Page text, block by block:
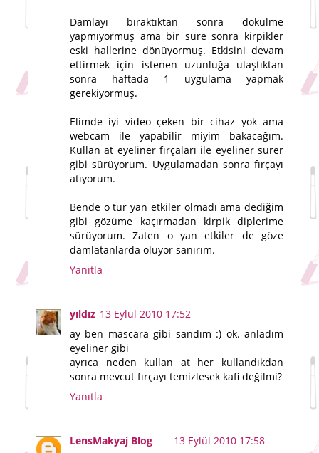
Damlayı bıraktıktan sonra dökülme
yapmıyormuş ama bir süre sonra kirpikler
eski hallerine dönüyormuş. Etkisini devam
ettirmek için istenen uzunluğa ulaştıktan
sonra haftada 1 uygulama yapmak
gerekiyormuş.
Elimde iyi video çeken bir cihaz yok ama
webcam ile yapabilir miyim bakacağım.
Kullan at eyeliner fırçaları ile eyeliner sürer
gibi sürüyorum. Uygulamadan sonra fırçayı
atıyorum.
Bende o tür yan etkiler olmadı ama dediğim
gibi gözüme kaçırmadan kirpik diplerime
sürüyorum. Zaten o yan etkiler de göze
damlatanlarda oluyor sanırım.
Yanıtla
yıldız 13 Eylül 2010 17:52
ay ben mascara gibi sandım :) ok. anladım
eyeliner gibi
ayrıca neden kullan at her kullandıkdan
sonra mevcut fırçayı temizlesek kafi değilmi?
Yanıtla
LensMakyaj Blog
13 Eylül 2010 17:58